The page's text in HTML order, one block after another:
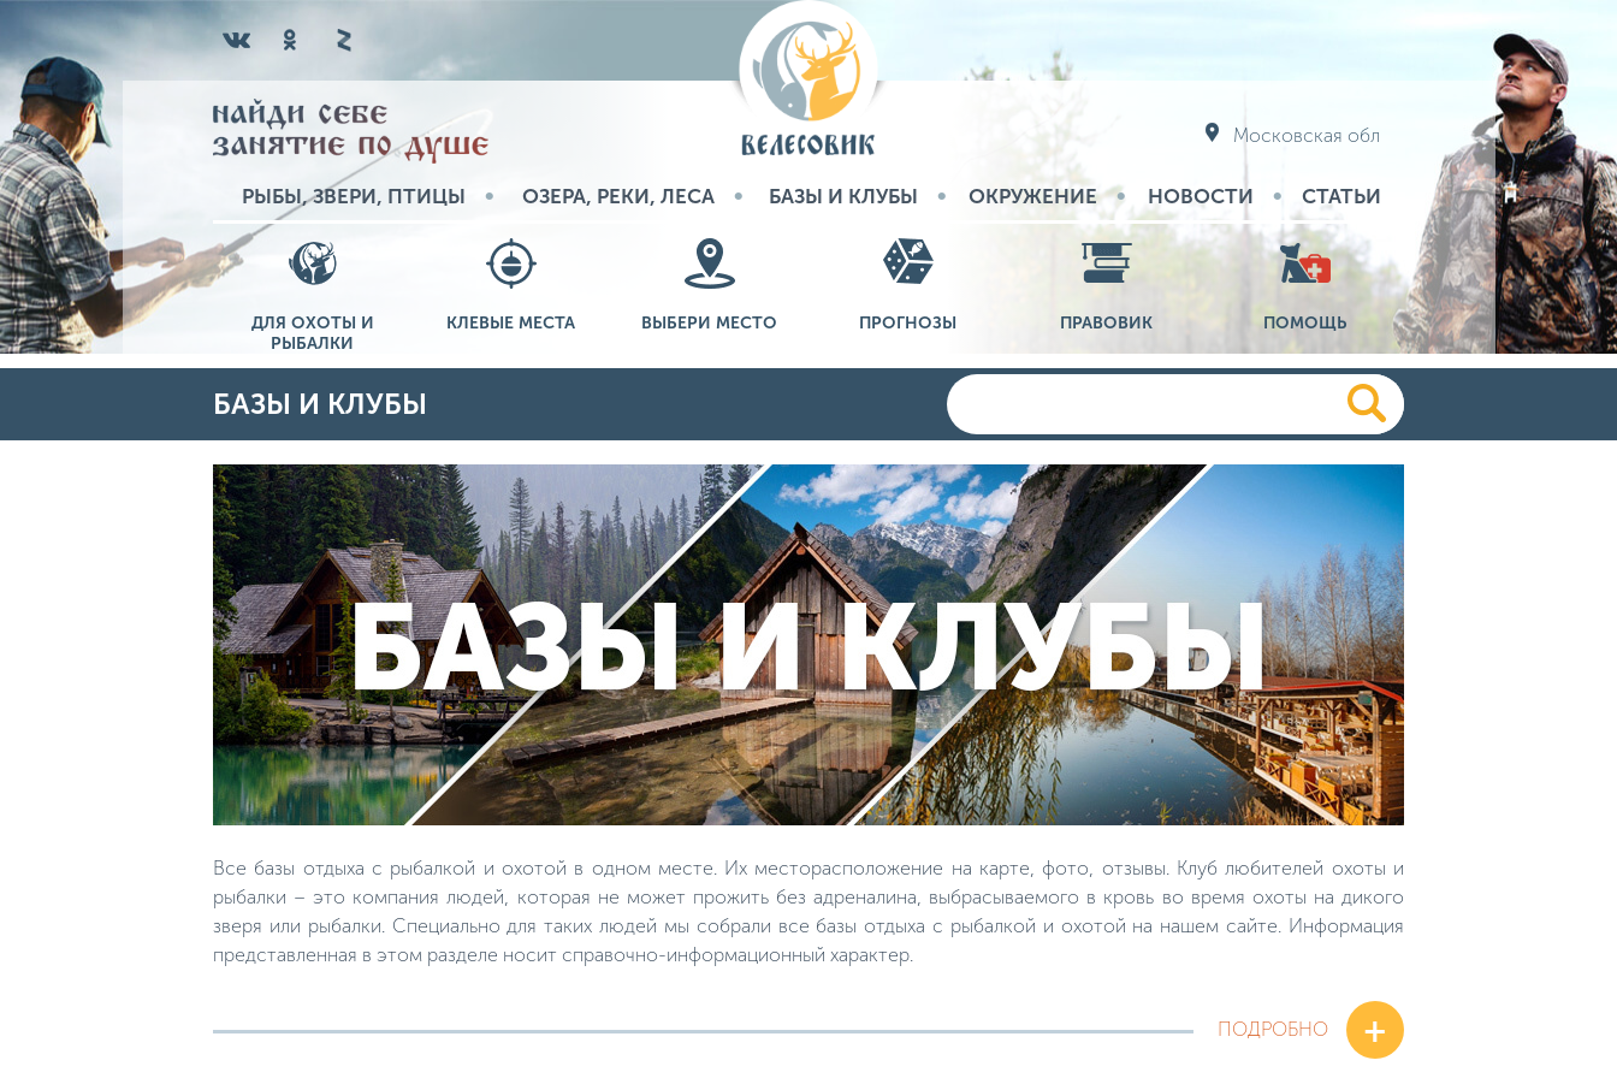
Московская обл
РЫБЫ, ЗВЕРИ, ПТИЦЫ ОЗЕРА, РЕКИ, ЛЕСА БАЗЫ И КЛУБЫ ОКРУЖЕНИЕ НОВОСТИ СТАТЬИ
ДЛЯ ОХОТЫ И
РЫБАЛКИ
КЛЕВЫЕ МЕСТА ВЫБЕРИ МЕСТО ПРОГНОЗЫ ПРАВОВИК ПОМОЩЬ
БАЗЫ И КЛУБЫ
Все базы отдыха с рыбалкой и охотой в одном месте. Их месторасположение на карте, фото, отзывы. Клуб любителей охоты и
рыбалки – это компания людей, которая не может прожить без адреналина, выбрасываемого в кровь во время охоты на дикого
зверя или рыбалки. Специально для таких людей мы собрали все базы отдыха с рыбалкой и охотой на нашем сайте. Информация
представленная в этом разделе носит справочно-информационный характер.
ПОДРОБНО +